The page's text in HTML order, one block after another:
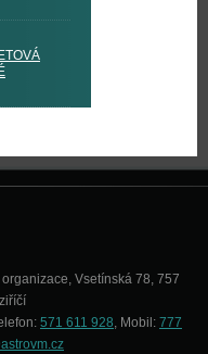
Vsetínská 78, 757
571 611 928, Mobil: 777